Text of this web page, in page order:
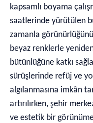
kapsamlı boyama
saatlerinde yürütülen
zamanla
beyaz renklerle
bütünlüğüne katkı
sürüşlerinde refüj ve
algılanmasına imkân
artırılırken, şehir
ve estetik bir